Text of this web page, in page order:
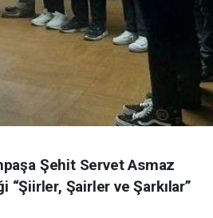
Şehit Servet Asmaz
Şairler ve Şarkılar”